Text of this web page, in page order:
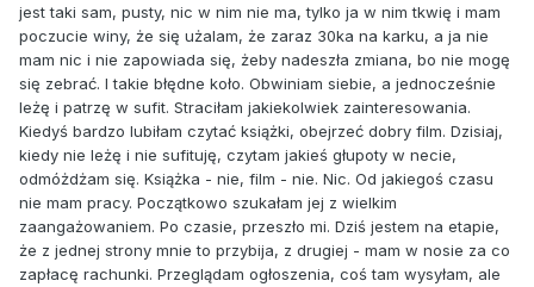
jest taki sam, pusty, nic w nim nie ma, tylko ja w nim tkwię i mam
poczucie winy, że się użalam, że zaraz 30ka na karku, a ja nie
mam nic i nie zapowiada się, żeby nadeszła zmiana, bo nie mogę
się zebrać. I takie błędne koło. Obwiniam siebie, a jednocześnie
leżę i patrzę w sufit. Straciłam jakiekolwiek zainteresowania.
Kiedyś bardzo lubiłam czytać książki, obejrzeć dobry film. Dzisiaj,
kiedy nie leżę i nie sufituję, czytam jakieś głupoty w necie,
odmóżdżam się. Książka - nie, film - nie. Nic. Od jakiegoś czasu
nie mam pracy. Początkowo szukałam jej z wielkim
zaangażowaniem. Po czasie, przeszło mi. Dziś jestem na etapie,
że z jednej strony mnie to przybija, z drugiej - mam w nosie za co
zapłacę rachunki. Przeglądam ogłoszenia, coś tam wysyłam, ale